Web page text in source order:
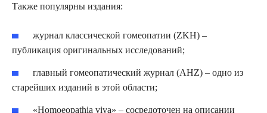
Также популярны издания:
журнал классической гомеопатии (ZKH) –
публикация оригинальных исследований;
главный гомеопатический журнал (AHZ) – одно из
старейших изданий в этой области;
«Homoeopathia viva» – сосредоточен на описании